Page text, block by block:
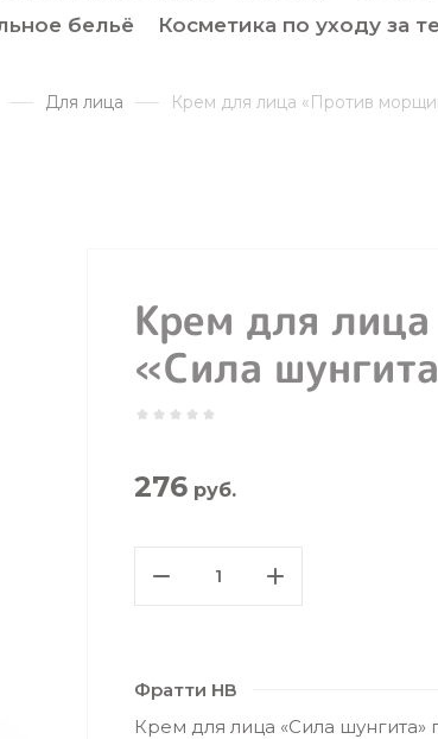
бельё Косметика по уходу за
Для лица Крем для лица «Против
Крем для
«Сила
276 руб.
Фратти НВ
Крем для лица «Сила